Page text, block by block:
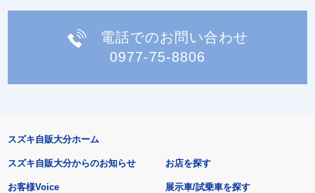
電話でのお問い合わせ
0977-75-8806
スズキ自販大分ホーム
スズキ自販大分からのお知らせ
お客様Voice
お店を探す
展示車/試乗車を探す